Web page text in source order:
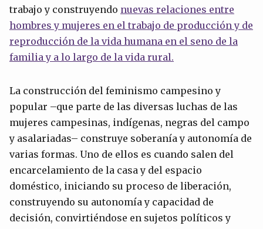
trabajo y construyendo nuevas relaciones entre
hombres y mujeres en el trabajo de producción y de
reproducción de la vida humana en el seno de la
familia y a lo largo de la vida rural.
La construcción del feminismo campesino y
popular –que parte de las diversas luchas de las
mujeres campesinas, indígenas, negras del campo
y asalariadas– construye soberanía y autonomía de
varias formas. Uno de ellos es cuando salen del
encarcelamiento de la casa y del espacio
doméstico, iniciando su proceso de liberación,
construyendo su autonomía y capacidad de
decisión, convirtiéndose en sujetos políticos y